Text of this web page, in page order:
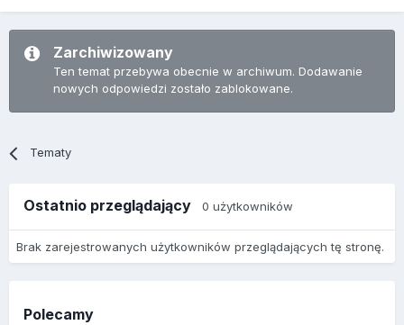
Zarchiwizowany
Ten temat przebywa obecnie w archiwum. Dodawanie
nowych odpowiedzi zostało zablokowane.
Tematy
Ostatnio przeglądający 0 użytkowników
Brak zarejestrowanych użytkowników przeglądających tę stronę.
Polecamy